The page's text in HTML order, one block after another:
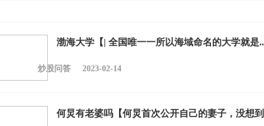
渤海大学【| 全国唯一一所以海域命名的大学就是
炒股问答 2023-02-14
何炅有老婆吗【何炅首次公开自己的妻子，没想到